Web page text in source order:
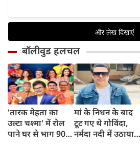
बॉलीवुड हलचल
'तारक मेहता का
उल्टा चश्मा' में रोल
पाने घर से भाग 900
मां के निधन के बाद
टूट गए थे गोविंदा,
नर्मदा नदी में उठाया